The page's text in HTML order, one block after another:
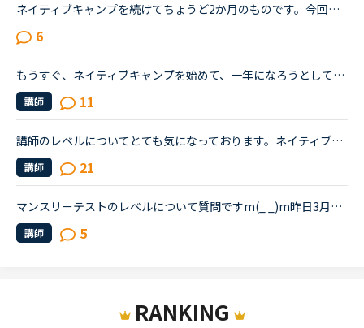
ネイティブキャンプを続けてちょうど2か月のものです。今回久しぶりにTOEICを受けて前回は615点でしたので、ネイティブキャンプを初めて少しは伸びているを期待していたのですが、590点と下がっておりました。や...
6
もうすぐ、ネイティブキャンプを始めて、一年になろうとしています。私は小さい子どもが居て、仕事があるので隙間時間で今まで勉強してきました。ネイティブキャンプに入った当初は、英検4級を持っていてその後、...
講師 11
講師のレベルについてとても気になっております。ネイティブキャンプをはじめて3年です。文法と発音の基礎から始めてきたおかげで、段々と言いたいことを表現でき、先生の話していることもほぼ理解できるようにな...
講師 21
マンスリーテストのレベルについて質問ですm(_ _)m昨日3月のテストを受けましたが撃沈しました( ；∀；)六ヶ月前にネイティブキャンプに入会し、英語は高校生以来の勉強になります。いわゆるBe動詞なに？え？後ろ...
講師 5
RANKING